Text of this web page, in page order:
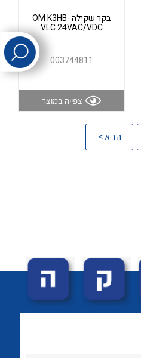
לכל מוצרי היצרן
לכל מוצרי היצרן
בקר שקילה OM K3HB-
VLC 24VAC/VDC
003744811
צפייה במוצר
הבא >